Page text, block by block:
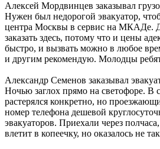
Алексей Мордвинцев заказывал
Нужен был недорогой эвакуатор,
центра Москвы в сервис на МКАДе.
заказать здесь, потому что и цены
быстро, и вызвать можно в любое
и другим рекомендую. Молодцы
Александр Семенов заказывал
Ночью заглох прямо на светофоре. В
растерялся конкретно, но
номер телефона дешевой
эвакуаторов. Приехали через
влетит в копеечку, но оказалось не